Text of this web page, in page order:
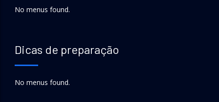
No menus found.
Dicas de preparação
No menus found.